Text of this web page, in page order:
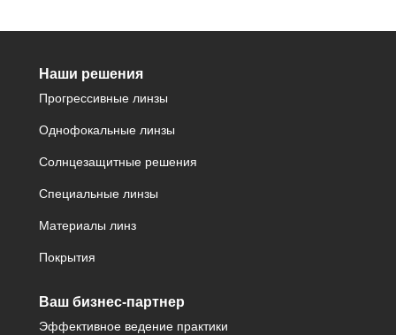
Наши решения
Прогрессивные линзы
Однофокальные линзы
Солнцезащитные решения
Специальные линзы
Материалы линз
Покрытия
Ваш бизнес-партнер
Эффективное ведение практики